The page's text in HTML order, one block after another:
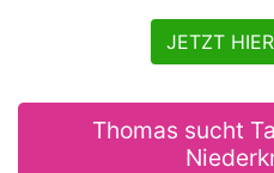
Thomas sucht